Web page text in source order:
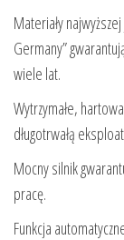
Materiały
Germany”
wiele lat.
Wytrzymałe,
długotrwałą
Mocny silnik
pracę.
Funkcja